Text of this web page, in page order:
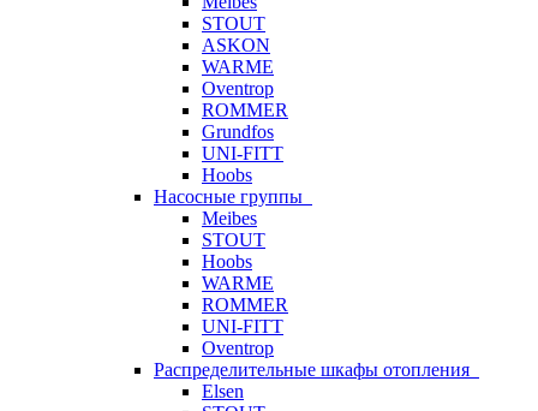
STOUT
ASKON
WARME
Oventrop
ROMMER
Grundfos
UNI-FITT
Hoobs
Насосные группы
Meibes
STOUT
Hoobs
WARME
ROMMER
UNI-FITT
Oventrop
Распределительные шкафы отопления
Elsen